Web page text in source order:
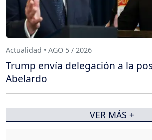
Actualidad • AGO 5 / 2026
Trump envía delegación a la
Abelardo
VER MÁS +